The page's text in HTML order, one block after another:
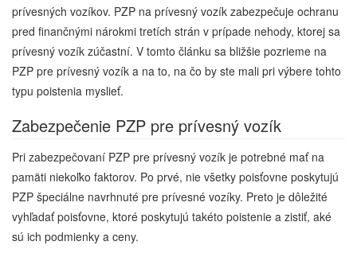
prívesných vozíkov. PZP na prívesný vozík zabezpečuje ochranu
pred finančnými nárokmi tretích strán v prípade nehody, ktorej sa
prívesný vozík zúčastní. V tomto článku sa bližšie pozrieme na
PZP pre prívesný vozík a na to, na čo by ste mali pri výbere tohto
typu poistenia myslieť.
Zabezpečenie PZP pre prívesný vozík
Pri zabezpečovaní PZP pre prívesný vozík je potrebné mať na
pamäti niekoľko faktorov. Po prvé, nie všetky poisťovne poskytujú
PZP špeciálne navrhnuté pre prívesné vozíky. Preto je dôležité
vyhľadať poisťovne, ktoré poskytujú takéto poistenie a zistiť, aké
sú ich podmienky a ceny.